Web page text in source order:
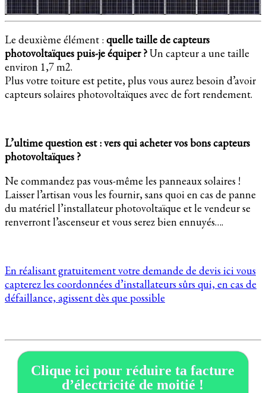
Le deuxième élément : quelle taille de capteurs
photovoltaïques puis-je équiper ?Un capteur a une taille
environ 1,7 m2.
Plus votre toiture est petite, plus vous aurez besoin d’avoir
capteurs solaires photovoltaïques avec de fort rendement.
L’ultime question est : vers qui acheter vos bons capteurs
photovoltaïques ?
Ne commandez pas vous-même les panneaux solaires !
Laisser l’artisan vous les fournir, sans quoi en cas de panne
du matériel l’installateur photovoltaïque et le vendeur se
renverront l’ascenseur et vous serez bien ennuyés….
En réalisant gratuitement votre demande de devis ici vous
capterez les coordonnées d’installateurs sûrs qui, en cas de
défaillance, agissent dès que possible
Clique ici pour réduire ta facture
d’électricité de moitié !